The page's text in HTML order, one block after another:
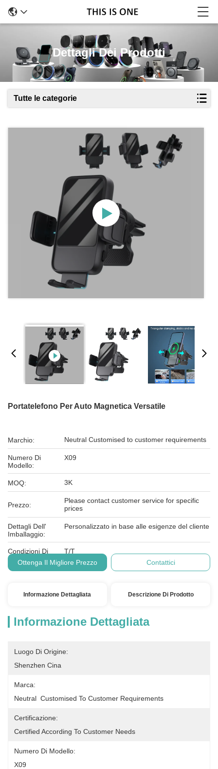
Dettagli Dei Prodotti
Tutte le categorie
Portatelefono Per Auto Magnetica Versatile
Marchio: Neutral Customised to customer requirements
Numero Di
Modello:
X09
MOQ: 3K
Prezzo:
Please contact customer service for specific
prices
Dettagli Dell'
Imballaggio:
Personalizzato in base alle esigenze del cliente
Condizioni Di
Pagamento:
T/T
Ottenga Il Migliore Prezzo
Contattici
Informazione Dettagliata Descrizione Di Prodotto
Informazione Dettagliata
Luogo Di Origine:
Shenzhen Cina
Marca:
Neutral  Customised To Customer Requirements
Certificazione:
Certified According To Customer Needs
Numero Di Modello:
X09